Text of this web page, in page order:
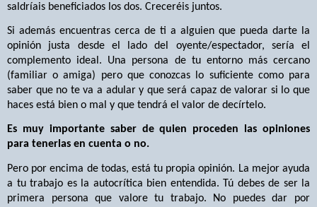
saldríais beneficiados los dos. Creceréis juntos.
Si además encuentras cerca de ti a alguien que pueda darte la
opinión justa desde el lado del oyente/espectador, sería el
complemento ideal. Una persona de tu entorno más cercano
(familiar o amiga) pero que conozcas lo suficiente como para
saber que no te va a adular y que será capaz de valorar si lo que
haces está bien o mal y que tendrá el valor de decírtelo.
Es muy importante saber de quien proceden las opiniones
para tenerlas en cuenta o no.
Pero por encima de todas, está tu propia opinión. La mejor ayuda
a tu trabajo es la autocrítica bien entendida. Tú debes de ser la
primera persona que valore tu trabajo. No puedes dar por